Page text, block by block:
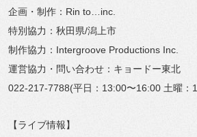
企画・制作：Rin to…inc.
特別協力：秋田県/潟上市
制作協力：Intergroove Productions Inc.
運営協力・問い合わせ：キョードー東北
022-217-7788(平日：13:00〜16:00 土曜：
【ライブ情報】